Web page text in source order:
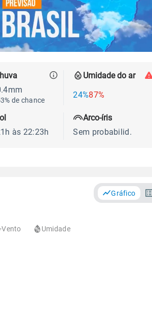
de chance
Umidade do ar
24%87%
às 22:23h
Arco-íris
Sem probabilid.
Gráfico
Vento Umidade